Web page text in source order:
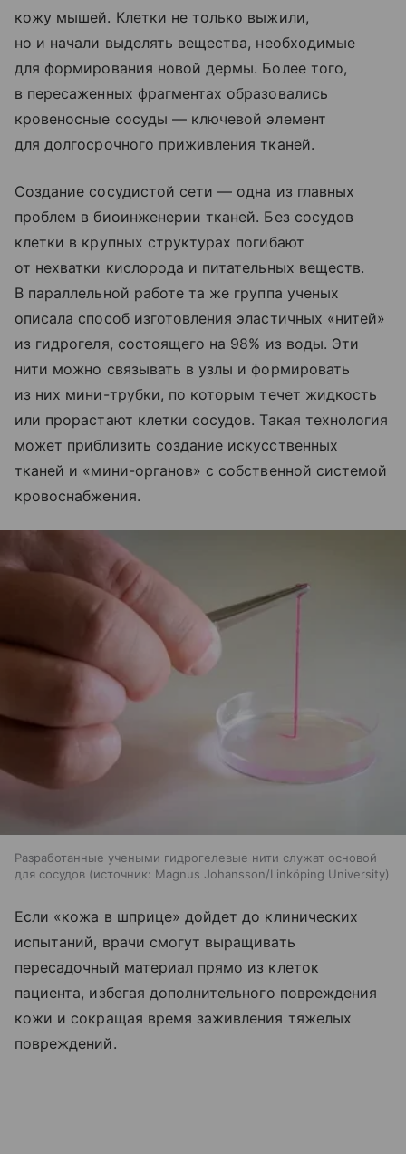
кожу мышей. Клетки не только выжили,
но и начали выделять вещества, необходимые
для формирования новой дермы. Более того,
в пересаженных фрагментах образовались
кровеносные сосуды — ключевой элемент
для долгосрочного приживления тканей.
Создание сосудистой сети — одна из главных
проблем в биоинженерии тканей. Без сосудов
клетки в крупных структурах погибают
от нехватки кислорода и питательных веществ.
В параллельной работе та же группа ученых
описала способ изготовления эластичных «нитей»
из гидрогеля, состоящего на 98% из воды. Эти
нити можно связывать в узлы и формировать
из них мини-трубки, по которым течет жидкость
или прорастают клетки сосудов. Такая технология
может приблизить создание искусственных
тканей и «мини-органов» с собственной системой
кровоснабжения.
Разработанные учеными гидрогелевые нити служат основой
для сосудов
источник: Magnus Johansson/Linköping University
Если «кожа в шприце» дойдет до клинических
испытаний, врачи смогут выращивать
пересадочный материал прямо из клеток
пациента, избегая дополнительного повреждения
кожи и сокращая время заживления тяжелых
повреждений.